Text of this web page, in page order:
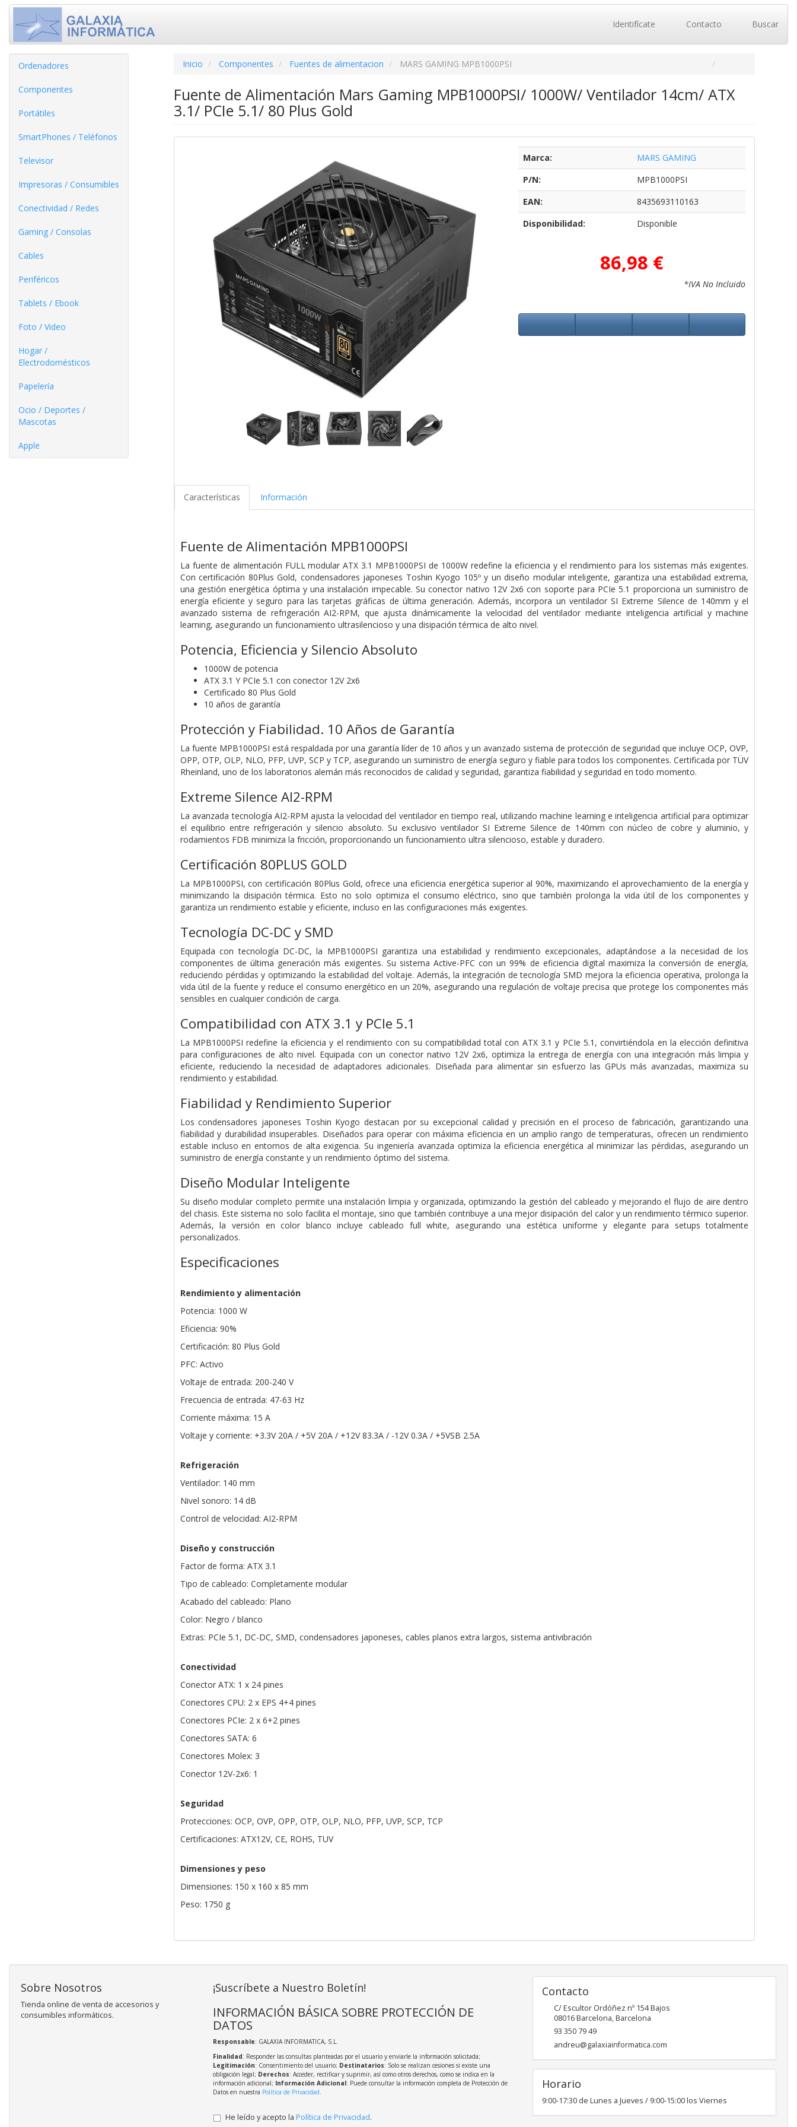
Identifícate Contacto Buscar
Ordenadores
Componentes
Portátiles
SmartPhones / Teléfonos
Televisor
Impresoras / Consumibles
Conectividad / Redes
Gaming / Consolas
Cables
Periféricos
Tablets / Ebook
Foto / Video
Hogar /
Electrodomésticos
Papelería
Ocio / Deportes /
Mascotas
Apple
Inicio Componentes Fuentes de alimentacion MARS GAMING MPB1000PSI
Fuente de Alimentación Mars Gaming MPB1000PSI/ 1000W/ Ventilador 14cm/ ATX
3.1/ PCIe 5.1/ 80 Plus Gold
Marca:
MARS GAMING
P/N:
MPB1000PSI
EAN:
8435693110163
Disponibilidad:
Disponible
86,98 €
*IVA No Incluido
Características Información
Fuente de Alimentación MPB1000PSI
La fuente de alimentación FULL modular ATX 3.1 MPB1000PSI de 1000W redefine la eficiencia y el rendimiento para los sistemas más exigentes.
Con certificación 80Plus Gold, condensadores japoneses Toshin Kyogo 105º y un diseño modular inteligente, garantiza una estabilidad extrema,
una gestión energética óptima y una instalación impecable. Su conector nativo 12V 2x6 con soporte para PCIe 5.1 proporciona un suministro de
energía eficiente y seguro para las tarjetas gráficas de última generación. Además, incorpora un ventilador SI Extreme Silence de 140mm y el
avanzado sistema de refrigeración AI2-RPM, que ajusta dinámicamente la velocidad del ventilador mediante inteligencia artificial y machine
learning, asegurando un funcionamiento ultrasilencioso y una disipación térmica de alto nivel.
Potencia, Eficiencia y Silencio Absoluto
1000W de potencia
ATX 3.1 Y PCIe 5.1 con conector 12V 2x6
Certificado 80 Plus Gold
10 años de garantía
Protección y Fiabilidad. 10 Años de Garantía
La fuente MPB1000PSI está respaldada por una garantía líder de 10 años y un avanzado sistema de protección de seguridad que incluye OCP, OVP,
OPP, OTP, OLP, NLO, PFP, UVP, SCP y TCP, asegurando un suministro de energía seguro y fiable para todos los componentes. Certificada por TÜV
Rheinland, uno de los laboratorios alemán más reconocidos de calidad y seguridad, garantiza fiabilidad y seguridad en todo momento.
Extreme Silence AI2-RPM
La avanzada tecnología AI2-RPM ajusta la velocidad del ventilador en tiempo real, utilizando machine learning e inteligencia artificial para optimizar
el equilibrio entre refrigeración y silencio absoluto. Su exclusivo ventilador SI Extreme Silence de 140mm con núcleo de cobre y aluminio, y
rodamientos FDB minimiza la fricción, proporcionando un funcionamiento ultra silencioso, estable y duradero.
Certificación 80PLUS GOLD
La MPB1000PSI, con certificación 80Plus Gold, ofrece una eficiencia energética superior al 90%, maximizando el aprovechamiento de la energía y
minimizando la disipación térmica. Esto no solo optimiza el consumo eléctrico, sino que también prolonga la vida útil de los componentes y
garantiza un rendimiento estable y eficiente, incluso en las configuraciones más exigentes.
Tecnología DC-DC y SMD
Equipada con tecnología DC-DC, la MPB1000PSI garantiza una estabilidad y rendimiento excepcionales, adaptándose a la necesidad de los
componentes de última generación más exigentes. Su sistema Active-PFC con un 99% de eficiencia digital maximiza la conversión de energía,
reduciendo pérdidas y optimizando la estabilidad del voltaje. Además, la integración de tecnología SMD mejora la eficiencia operativa, prolonga la
vida útil de la fuente y reduce el consumo energético en un 20%, asegurando una regulación de voltaje precisa que protege los componentes más
sensibles en cualquier condición de carga.
Compatibilidad con ATX 3.1 y PCIe 5.1
La MPB1000PSI redefine la eficiencia y el rendimiento con su compatibilidad total con ATX 3.1 y PCIe 5.1, convirtiéndola en la elección definitiva
para configuraciones de alto nivel. Equipada con un conector nativo 12V 2x6, optimiza la entrega de energía con una integración más limpia y
eficiente, reduciendo la necesidad de adaptadores adicionales. Diseñada para alimentar sin esfuerzo las GPUs más avanzadas, maximiza su
rendimiento y estabilidad.
Fiabilidad y Rendimiento Superior
Los condensadores japoneses Toshin Kyogo destacan por su excepcional calidad y precisión en el proceso de fabricación, garantizando una
fiabilidad y durabilidad insuperables. Diseñados para operar con máxima eficiencia en un amplio rango de temperaturas, ofrecen un rendimiento
estable incluso en entornos de alta exigencia. Su ingeniería avanzada optimiza la eficiencia energética al minimizar las pérdidas, asegurando un
suministro de energía constante y un rendimiento óptimo del sistema.
Diseño Modular Inteligente
Su diseño modular completo permite una instalación limpia y organizada, optimizando la gestión del cableado y mejorando el flujo de aire dentro
del chasis. Este sistema no solo facilita el montaje, sino que también contribuye a una mejor disipación del calor y un rendimiento térmico superior.
Además, la versión en color blanco incluye cableado full white, asegurando una estética uniforme y elegante para setups totalmente
personalizados.
Especificaciones
Rendimiento y alimentación
Potencia: 1000 W
Eficiencia: 90%
Certificación: 80 Plus Gold
PFC: Activo
Voltaje de entrada: 200-240 V
Frecuencia de entrada: 47-63 Hz
Corriente máxima: 15 A
Voltaje y corriente: +3.3V 20A / +5V 20A / +12V 83.3A / -12V 0.3A / +5VSB 2.5A
Refrigeración
Ventilador: 140 mm
Nivel sonoro: 14 dB
Control de velocidad: AI2-RPM
Diseño y construcción
Factor de forma: ATX 3.1
Tipo de cableado: Completamente modular
Acabado del cableado: Plano
Color: Negro / blanco
Extras: PCIe 5.1, DC-DC, SMD, condensadores japoneses, cables planos extra largos, sistema antivibración
Conectividad
Conector ATX: 1 x 24 pines
Conectores CPU: 2 x EPS 4+4 pines
Conectores PCIe: 2 x 6+2 pines
Conectores SATA: 6
Conectores Molex: 3
Conector 12V-2x6: 1
Seguridad
Protecciones: OCP, OVP, OPP, OTP, OLP, NLO, PFP, UVP, SCP, TCP
Certificaciones: ATX12V, CE, ROHS, TUV
Dimensiones y peso
Dimensiones: 150 x 160 x 85 mm
Peso: 1750 g
Sobre Nosotros
Tienda online de venta de accesorios y
consumibles informáticos.
¡Suscríbete a Nuestro Boletín!
INFORMACIÓN BÁSICA SOBRE PROTECCIÓN DE
DATOS
Responsable: GALAXIA INFORMATICA, S.L.
Finalidad: Responder las consultas planteadas por el usuario y enviarle la información solicitada;
Legitimación: Consentimiento del usuario; Destinatarios: Solo se realizan cesiones si existe una
obligación legal; Derechos: Acceder, rectificar y suprimir, así como otros derechos, como se indica en la
información adicional; Información Adicional: Puede consultar la información completa de Protección de
Datos en nuestra Política de Privacidad.
He leído y acepto la Política de Privacidad.
Contacto
C/ Escultor Ordóñez nº 154 Bajos
08016Barcelona,Barcelona
93 350 79 49
andreu@galaxiainformatica.com
Horario
9:00-17:30 de Lunes a Jueves / 9:00-15:00 los Viernes